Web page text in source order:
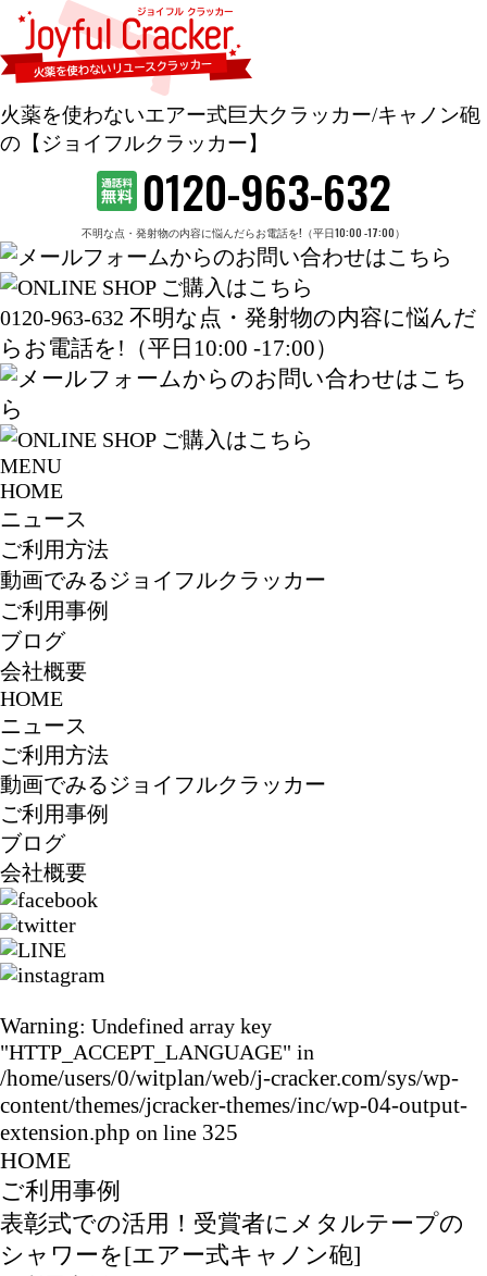
火薬を使わないエアー式巨大クラッカー/キャノン砲
の【ジョイフルクラッカー】
0120-963-632
不明な点・発射物の内容に悩んだらお電話を!（平日10:00 -17:00）
0120-963-632 不明な点・発射物の内容に悩んだ
らお電話を!（平日10:00 -17:00）
MENU
HOME
ニュース
ご利用方法
動画でみるジョイフルクラッカー
ご利用事例
ブログ
会社概要
HOME
ニュース
ご利用方法
動画でみるジョイフルクラッカー
ご利用事例
ブログ
会社概要
Warning: Undefined array key
"HTTP_ACCEPT_LANGUAGE" in
/home/users/0/witplan/web/j-cracker.com/sys/wp-
content/themes/jcracker-themes/inc/wp-04-output-
extension.php on line 325
HOME
ご利用事例
表彰式での活用！受賞者にメタルテープの
シャワーを[エアー式キャノン砲]